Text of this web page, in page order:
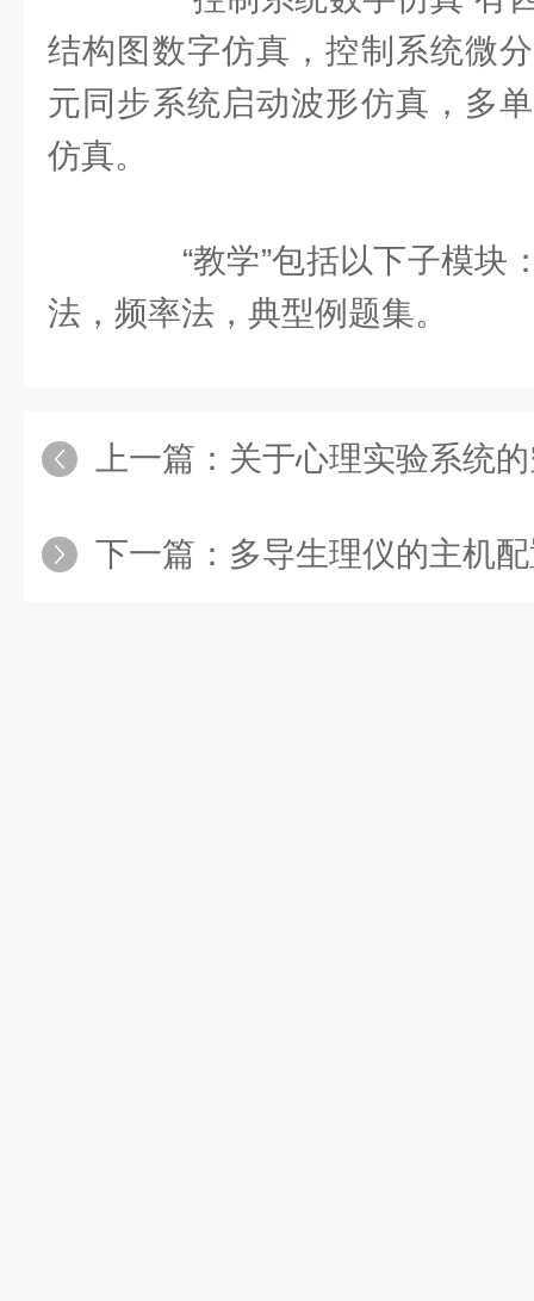
结构图数字仿真，控制系统微
元同步系统启动波形仿真，多
仿真。
“教学”包括以下子模块
法，频率法，典型例题集。
上一篇： 关于心理实验系统
下一篇： 多导生理仪的主机